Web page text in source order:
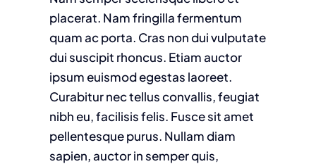
placerat. Nam fringilla fermentum
quam ac porta. Cras non dui vulputate
dui suscipit rhoncus. Etiam auctor
ipsum euismod egestas laoreet.
Curabitur nec tellus convallis, feugiat
nibh eu, facilisis felis. Fusce sit amet
pellentesque purus. Nullam diam
sapien, auctor in semper quis,